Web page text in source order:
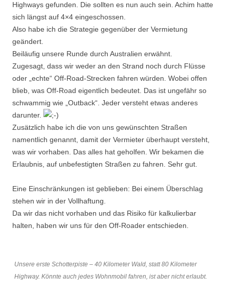
Highways gefunden. Die sollten es nun auch sein. Achim hatte
sich längst auf 4×4 eingeschossen.
Also habe ich die Strategie gegenüber der Vermietung
geändert.
Beiläufig unsere Runde durch Australien erwähnt.
Zugesagt, dass wir weder an den Strand noch durch Flüsse
oder „echte“ Off-Road-Strecken fahren würden. Wobei offen
blieb, was Off-Road eigentlich bedeutet. Das ist ungefähr so
schwammig wie „Outback“. Jeder versteht etwas anderes
darunter.
Zusätzlich habe ich die von uns gewünschten Straßen
namentlich genannt, damit der Vermieter überhaupt versteht,
was wir vorhaben. Das alles hat geholfen. Wir bekamen die
Erlaubnis, auf unbefestigten Straßen zu fahren. Sehr gut.
Eine Einschränkungen ist geblieben: Bei einem Überschlag
stehen wir in der Vollhaftung.
Da wir das nicht vorhaben und das Risiko für kalkulierbar
halten, haben wir uns für den Off-Roader entschieden.
Unsere erste Schotterpiste – 40 Kilometer Wald, statt 80 Kilometer
Highway. Könnte auch jedes Wohnmobil fahren, ist aber nicht erlaubt.